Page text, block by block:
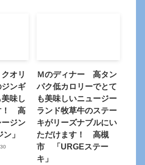
オリ
ンギ
味し
！ 高
ジン
」
Ｍのディナー 高タン
パク低カロリーでとて
も美味しいニュージー
ランド牧草牛のステー
キがリーズナブルにい
ただけます！ 高槻
市 「URGEステー
キ」